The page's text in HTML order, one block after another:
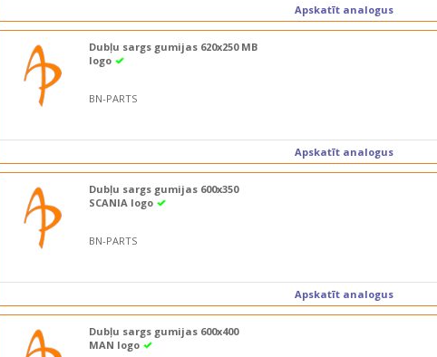
Apskatīt analogus
Dubļu sargs gumijas 620x250 MB
logo
BN-PARTS
Apskatīt analogus
Dubļu sargs gumijas 600x350
SCANIA logo
BN-PARTS
Apskatīt analogus
Dubļu sargs gumijas 600x400
MAN logo